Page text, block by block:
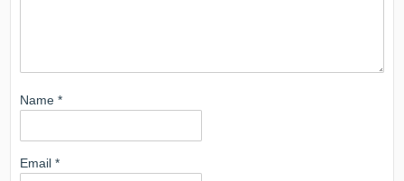
Name*
Email*